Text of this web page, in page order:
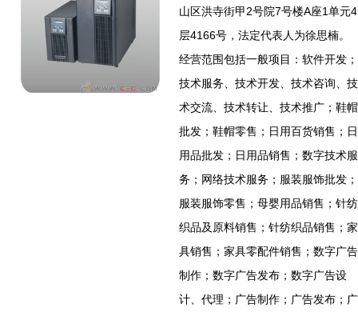
山区洪寺街甲2号院7号楼A座1单元4
层4166号，法定代表人为徐思楠。
经营范围包括一般项目：软件开发；
技术服务、技术开发、技术咨询、技
术交流、技术转让、技术推广；鞋帽
批发；鞋帽零售；日用百货销售；日
用品批发；日用品销售；数字技术服
务；网络技术服务；服装服饰批发；
服装服饰零售；母婴用品销售；针纺
织品及原料销售；针纺织品销售；家
具销售；家具零配件销售；数字广告
制作；数字广告发布；数字广告设
计、代理；广告制作；广告发布；广